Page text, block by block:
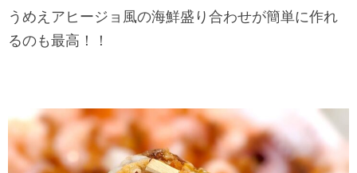
うめえアヒージョ風の海鮮盛り合わせが簡単に作れ
るのも最高！！